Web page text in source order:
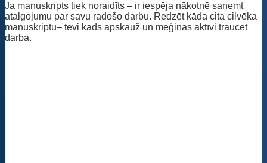
Ja manuskripts tiek noraidīts – ir iespēja nākotnē saņemt
atalgojumu par savu radošo darbu. Redzēt kāda cita cilvēka
manuskriptu– tevi kāds apskauž un mēģinās aktīvi traucēt
darbā.